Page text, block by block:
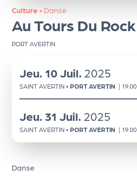
Culture • Danse
Au Tours Du Rock
PORT AVERTIN
Jeu. 10 Juil. 2025
SAINT AVERTIN • PORT AVERTIN | 19:00
Jeu. 31 Juil. 2025
SAINT AVERTIN • PORT AVERTIN | 19:00
Danse
ns
PR
O
PR
O
Le
Ma
Sui